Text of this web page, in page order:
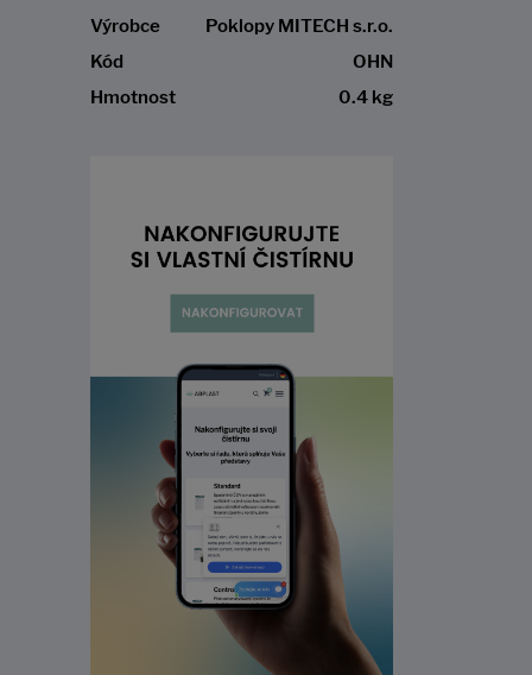
Výrobce
Poklopy MITECH s.r.o.
Kód
OHN
Hmotnost
0.4 kg